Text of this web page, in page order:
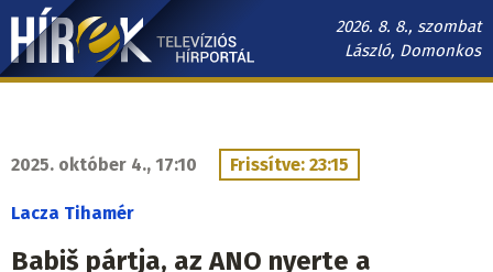
Ugrás
tartalomra
2026. 8. 8., szombat
László, Domonkos
Hírek.sk
2025. október 4., 17:10 Frissítve: 23:15
Lacza Tihamér
Babiš pártja, az ANO nyerte a